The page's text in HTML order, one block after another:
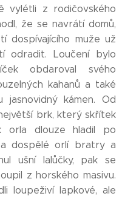
vylétli z rodičovského
že se navrátí domů,
dospívajícího muže už
odradit. Loučení bylo
obdaroval svého
kahanů a také
kámen. Od
brk, který skřítek
orla dlouze hladil po
dospělé orlí bratry a
ušní lalůčky, pak se
z horského masivu.
loupeživí lapkové, ale